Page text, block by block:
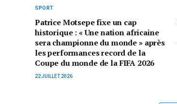
SPORT
Patrice Motsepe fixe un cap
historique : « Une nation africaine
sera championne du monde » après
les performances record de la
Coupe du monde de la FIFA 2026
22 JUILLET 2026